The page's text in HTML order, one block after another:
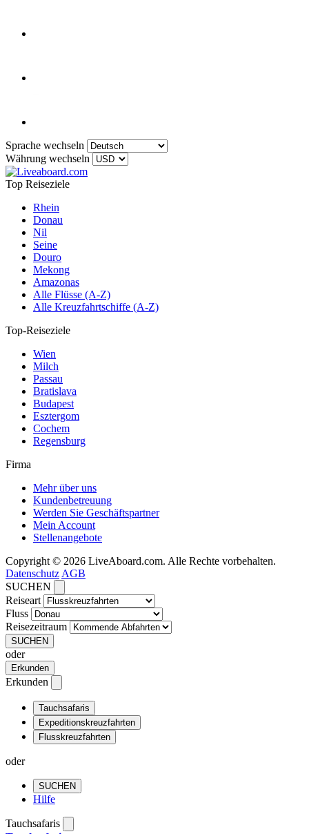
Sprache wechseln
Währung wechseln
Top Reiseziele
Rhein
Donau
Nil
Seine
Douro
Mekong
Amazonas
Alle Flüsse (A-Z)
Alle Kreuzfahrtschiffe (A-Z)
Top-Reiseziele
Wien
Milch
Passau
Bratislava
Budapest
Esztergom
Cochem
Regensburg
Firma
Mehr über uns
Kundenbetreuung
Werden Sie Geschäftspartner
Mein Account
Stellenangebote
Copyright © 2026 LiveAboard.com. Alle Rechte vorbehalten.
Datenschutz AGB
SUCHEN
Reiseart
Fluss
Reisezeitraum
SUCHEN
oder
Erkunden
Erkunden
Tauchsafaris
Expeditionskreuzfahrten
Flusskreuzfahrten
oder
SUCHEN
Hilfe
Tauchsafaris